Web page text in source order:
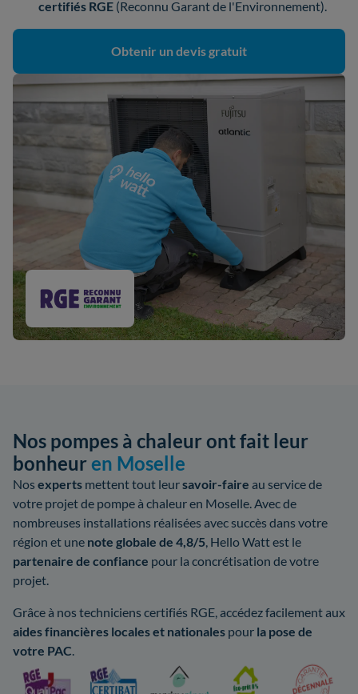
certifiés RGE (Reconnu Garant de l'Environnement).
Obtenir un devis gratuit
Nos pompes à chaleur ont fait leur
bonheuren Moselle
Nos experts mettent tout leursavoir-faire au service de
votre projet de pompe à chaleur en Moselle. Avec de
nombreuses installations réalisées avec succès dans votre
région et une note globale de 4,8/5, Hello Watt est le
partenaire de confiance pour la concrétisation de votre
projet.
Grâce à nos techniciens certifiés RGE, accédez facilement aux
aidesfinancières localeset nationales pour la pose de
votre PAC.